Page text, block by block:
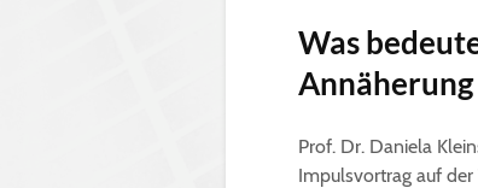
Was
Annäherung
Prof. Dr. Daniela
Impulsvortrag auf